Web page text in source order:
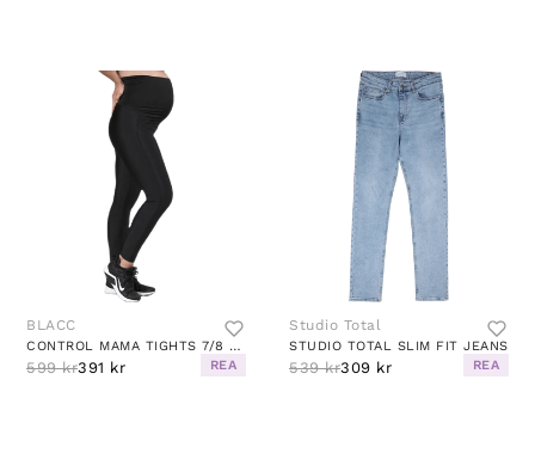
BLACC
CONTROL MAMA TIGHTS 7/8 BLACK
599 kr391 kr REA
Studio Total
STUDIO TOTAL SLIM FIT JEANS
539 kr309 kr REA